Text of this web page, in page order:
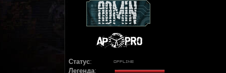
Статус:
Легенда: